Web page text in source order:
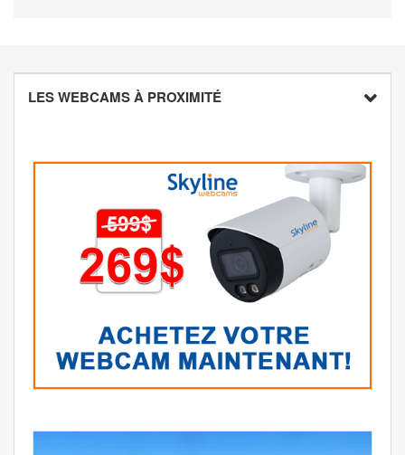
LES WEBCAMS À PROXIMITÉ